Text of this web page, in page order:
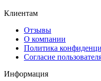
Клиентам
Отзывы
О компании
Политика
Согласие
Информация